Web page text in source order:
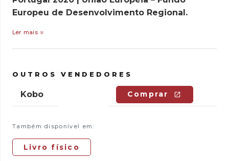
Europeu de Desenvolvimento Regional.
Ler mais
OUTROS VENDEDORES
Kobo Comprar
Também disponível em:
Livro físico